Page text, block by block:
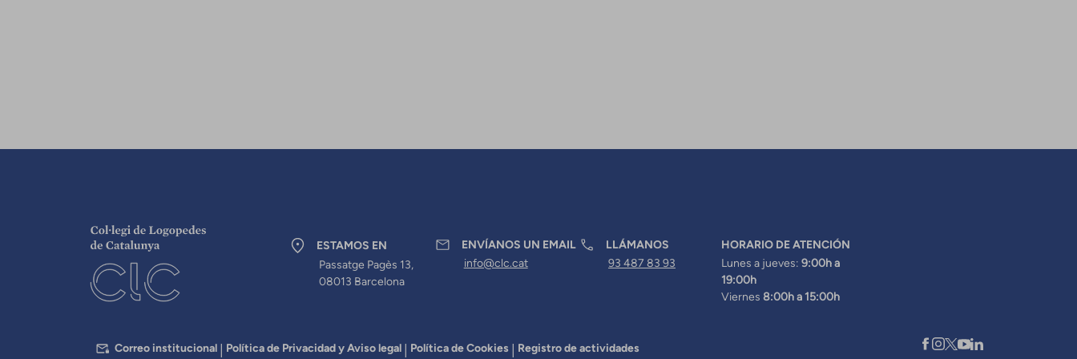
ESTAMOS EN
Passatge Pagès 13,
08013 Barcelona
ENVÍANOS UN EMAIL
info@clc.cat
LLÁMANOS
93 487 83 93
HORARIO DE ATENCIÓN
Lunes a jueves: 9:00h a
19:00h
Viernes 8:00h a 15:00h
PEUCorreo institucional Política de Privacidad y Aviso legal Política de Cookies Registro de actividades